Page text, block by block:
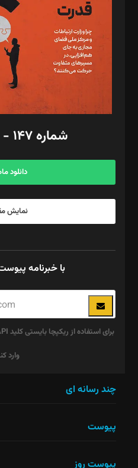
رستمی،مصطفی باستان
ویرایش: نگار استاد‌‌آقا
طراح یونیفرم: مجید توکلی
فیلمبرداری و عکاسی: امیر شفیعی،
گرافیک و صفحه‌آرایی: سید‌سبحان‌علی
مد‌یر توسعه تجاری: کامبیز برید‌
امور مالی: شاپور رهبری، محمد‌
آگهی و مشترکین: ۰۹۱۹۹۹۹۰۴۵۴
شماره ۱۴۷ - مرداد ۱۴۰۵
دانلود
نمایش
با خبرنامه
وارد
نباید
چند رسانه ای
پیوست
پیوست روز